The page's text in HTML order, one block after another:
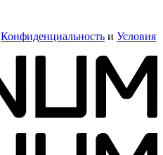
Конфиденциальность и Условия